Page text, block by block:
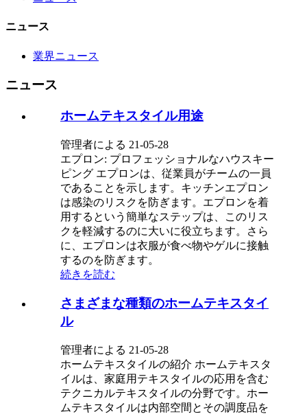
ニュース
業界ニュース
ニュース
ホームテキスタイル用途
管理者による 21-05-28
エプロン: プロフェッショナルなハウスキー
ピング エプロンは、従業員がチームの一員
であることを示します。キッチンエプロン
は感染のリスクを防ぎます。エプロンを着
用するという簡単なステップは、このリス
クを軽減するのに大いに役立ちます。さら
に、エプロンは衣服が食べ物やゲルに接触
するのを防ぎます。
続きを読む
さまざまな種類のホームテキスタイ
ル
管理者による 21-05-28
ホームテキスタイルの紹介 ホームテキスタ
イルは、家庭用テキスタイルの応用を含む
テクニカルテキスタイルの分野です。ホー
ムテキスタイルは内部空間とその調度品を